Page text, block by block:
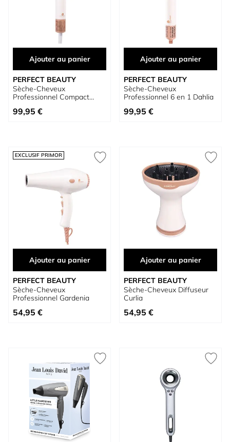
Ajouter au panier
PERFECT BEAUTY
Sèche-Cheveux
Professionnel Compact
99,95 €
Ajouter au panier
PERFECT BEAUTY
Sèche-Cheveux
Professionnel 6 en 1 Dahlia
99,95 €
EXCLUSIF PRIMOR
Ajouter au panier
PERFECT BEAUTY
Sèche-Cheveux
Professionnel Gardenia
54,95 €
Ajouter au panier
PERFECT BEAUTY
Sèche-Cheveux Diffuseur
Curlia
54,95 €